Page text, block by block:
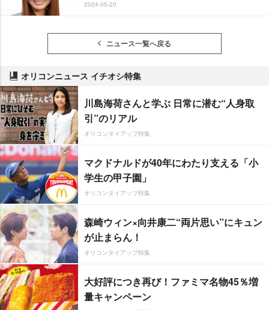
2024-05-20
ニュース一覧へ戻る
オリコンニュース イチオシ特集
川島海荷さんと学ぶ 日常に潜む“人身取
引”のリアル
オリコンタイアップ特集
マクドナルドが40年にわたり支える「小
学生の甲子園」
オリコンタイアップ特集
森崎ウィン×向井康二“両片思い”にキュン
が止まらん！
オリコンタイアップ特集
大好評につき再び！ファミマ名物45％増
量キャンペーン